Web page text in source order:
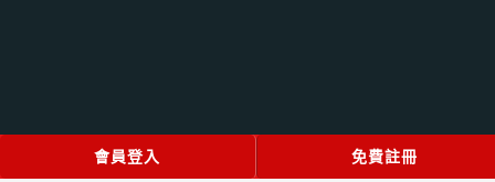
© 2022 好野百家樂會員首存1000送1000！娛樂城最高送3000
立即登入 火速註冊
會員登入 免費註冊